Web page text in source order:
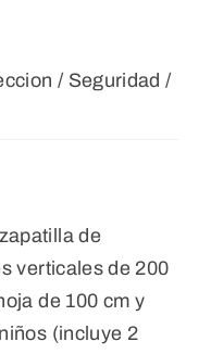
/ Seguridad /
de
verticales de 200
de 100 cm y
(incluye 2